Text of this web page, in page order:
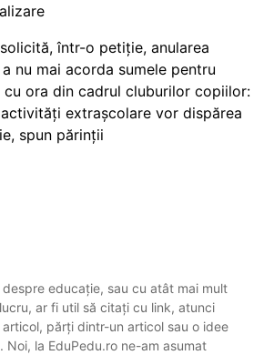
într-o petiție, anularea
nu mai acorda sumele pentru
ora din cadrul cluburilor copiilor:
extrașcolare vor dispărea
spun părinții
educație, sau cu atât mai mult
ar fi util să citați cu link, atunci
părți dintr-un articol sau o idee
Noi, la EduPedu.ro ne-am asumat